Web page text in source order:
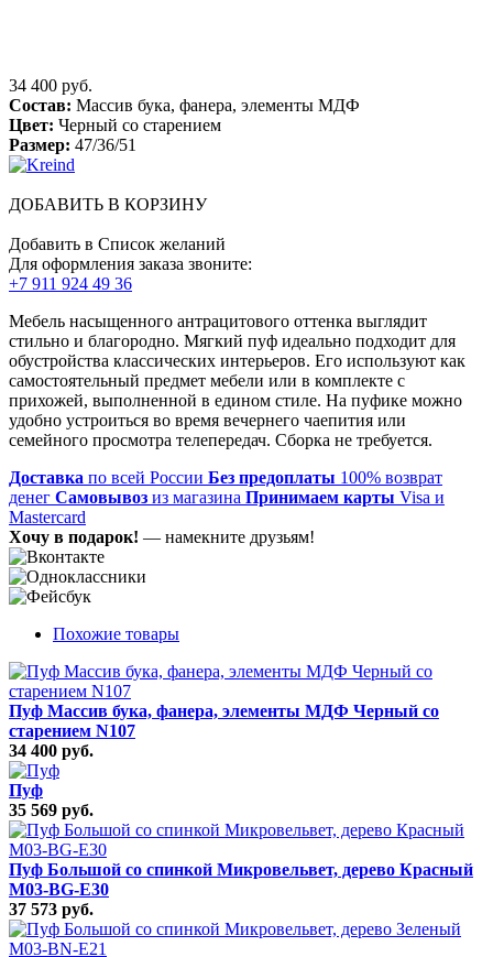
34 400 руб.
Состав: Массив бука, фанера, элементы МДФ
Цвет: Черный со старением
Размер: 47/36/51
ДОБАВИТЬ В КОРЗИНУ
Добавить в Список желаний
Для оформления заказа звоните:
+7 911 924 49 36
Мебель насыщенного антрацитового оттенка выглядит
стильно и благородно. Мягкий пуф идеально подходит для
обустройства классических интерьеров. Его используют как
самостоятельный предмет мебели или в комплекте с
прихожей, выполненной в едином стиле. На пуфике можно
удобно устроиться во время вечернего чаепития или
семейного просмотра телепередач. Сборка не требуется.
Доставка по всей России Без предоплаты 100% возврат
денег Самовывоз из магазина Принимаем карты Visa и
Mastercard
Хочу в подарок! — намекните друзьям!
Похожие товары
Пуф Массив бука, фанера, элементы МДФ Черный со
старением N107
34 400 руб.
Пуф
35 569 руб.
Пуф Большой со спинкой Микровельвет, дерево Красный
M03-BG-E30
37 573 руб.